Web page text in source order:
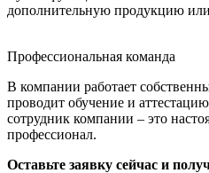
дополнительную продукцию
Профессиональная команда
В компании работает
проводит обучение и
сотрудник компании – это
профессионал.
Оставьте заявку сейчас и